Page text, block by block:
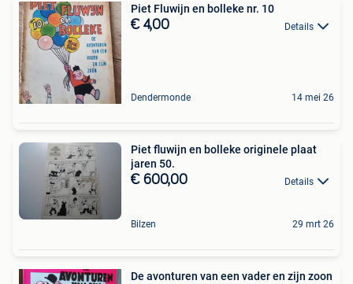
Piet Fluwijn en bolleke nr. 10
€ 4,00 Details
Dendermonde 14 mei 26
Piet fluwijn en bolleke originele plaat
jaren 50.
€ 600,00 Details
Bilzen 29 mrt 26
De avonturen van een vader en zijn zoon